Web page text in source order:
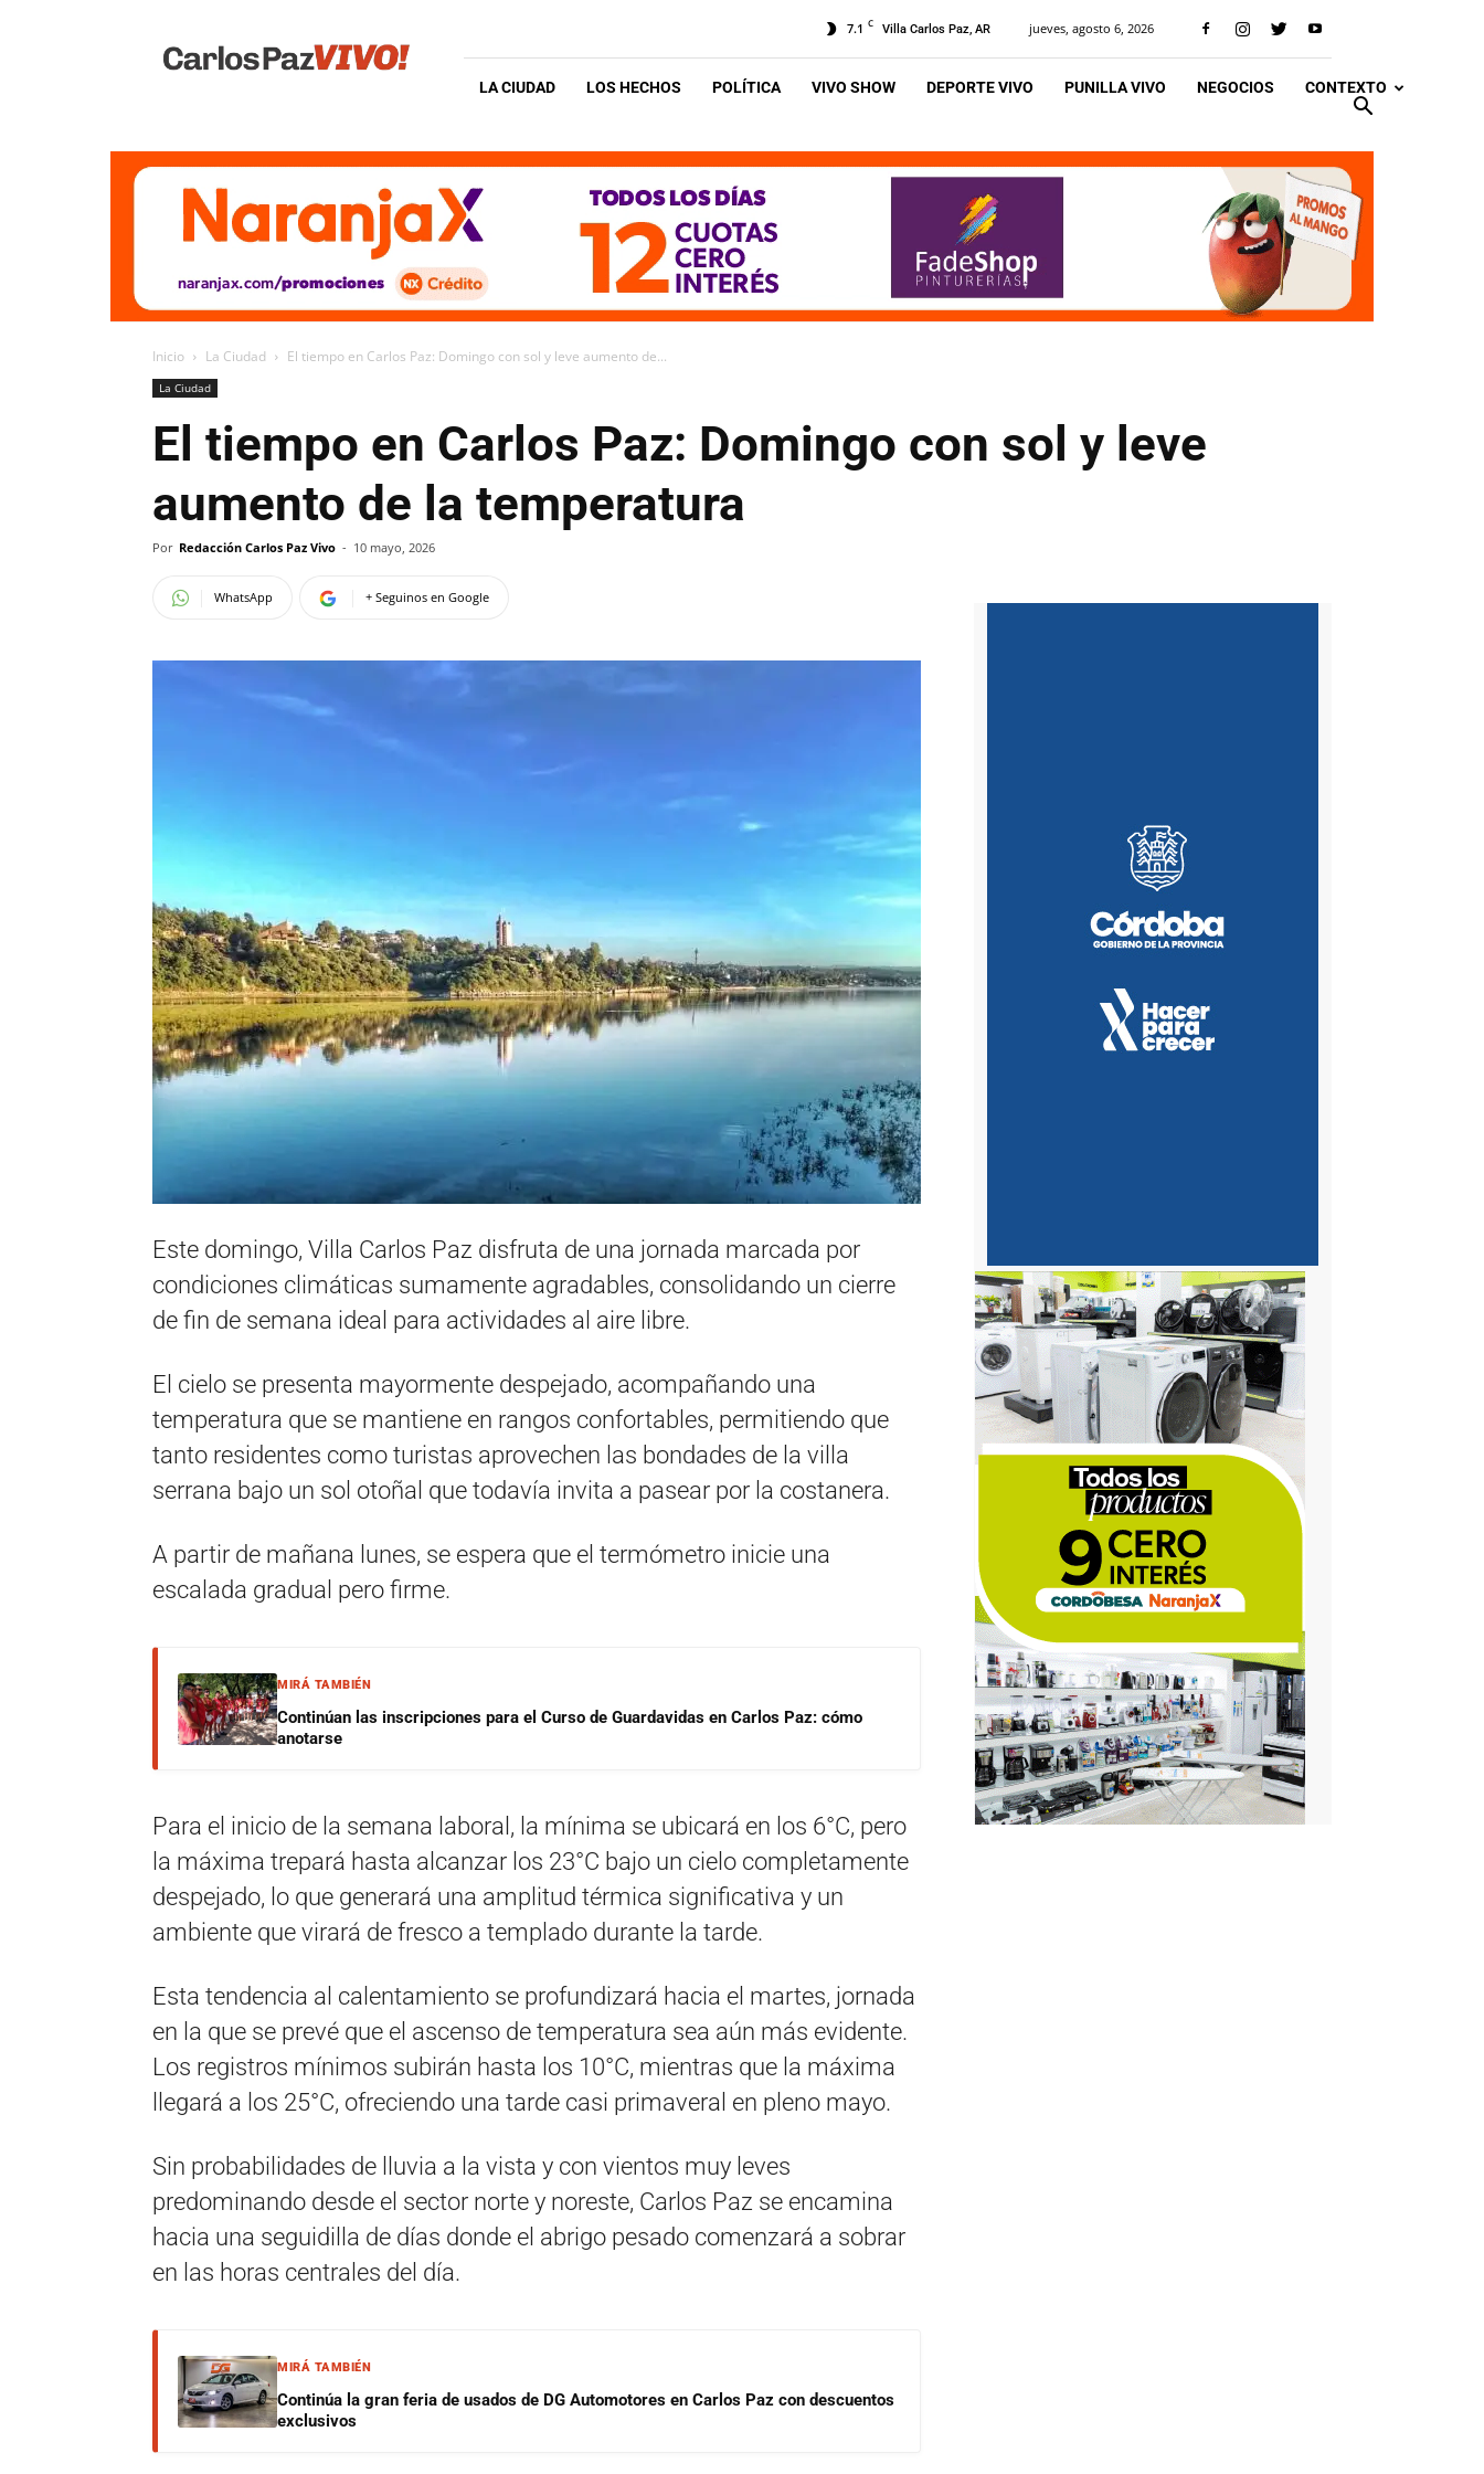
Vivo
7.1 C Villa Carlos Paz, AR jueves, agosto 6, 2026
LA CIUDAD LOS HECHOS POLÍTICA VIVO SHOW DEPORTE VIVO PUNILLA VIVO NEGOCIOS CONTEXTO
Inicio La Ciudad El tiempo en Carlos Paz: Domingo con sol y leve aumento de...
La Ciudad
El tiempo en Carlos Paz: Domingo con sol y leve
aumento de la temperatura
Por Redacción Carlos Paz Vivo - 10 mayo, 2026
WhatsApp + Seguinos en Google
Este domingo, Villa Carlos Paz disfruta de una jornada marcada por
condiciones climáticas sumamente agradables, consolidando un cierre
de fin de semana ideal para actividades al aire libre.
El cielo se presenta mayormente despejado, acompañando una
temperatura que se mantiene en rangos confortables, permitiendo que
tanto residentes como turistas aprovechen las bondades de la villa
serrana bajo un sol otoñal que todavía invita a pasear por la costanera.
A partir de mañana lunes, se espera que el termómetro inicie una
escalada gradual pero firme.
MIRÁ TAMBIÉN
Continúan las inscripciones para el Curso de Guardavidas en Carlos Paz: cómo
anotarse
Para el inicio de la semana laboral, la mínima se ubicará en los 6°C, pero
la máxima trepará hasta alcanzar los 23°C bajo un cielo completamente
despejado, lo que generará una amplitud térmica significativa y un
ambiente que virará de fresco a templado durante la tarde.
Esta tendencia al calentamiento se profundizará hacia el martes, jornada
en la que se prevé que el ascenso de temperatura sea aún más evidente.
Los registros mínimos subirán hasta los 10°C, mientras que la máxima
llegará a los 25°C, ofreciendo una tarde casi primaveral en pleno mayo.
Sin probabilidades de lluvia a la vista y con vientos muy leves
predominando desde el sector norte y noreste, Carlos Paz se encamina
hacia una seguidilla de días donde el abrigo pesado comenzará a sobrar
en las horas centrales del día.
MIRÁ TAMBIÉN
Continúa la gran feria de usados de DG Automotores en Carlos Paz con descuentos
exclusivos